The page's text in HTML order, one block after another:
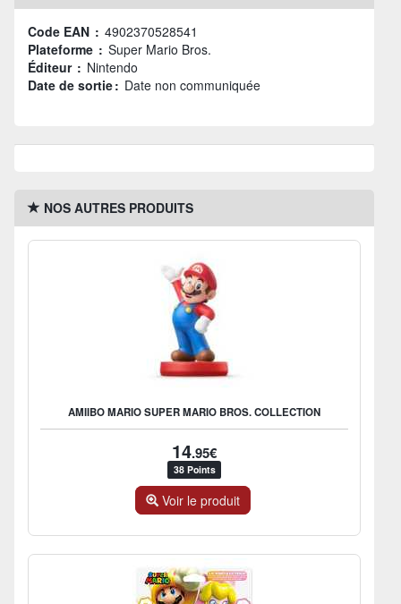
Code EAN : 4902370528541
Plateforme : Super Mario Bros.
Éditeur : Nintendo
Date de sortie : Date non communiquée
NOS AUTRES PRODUITS
AMIIBO MARIO SUPER MARIO BROS. COLLECTION
14.95€
38 Points
Voir le produit